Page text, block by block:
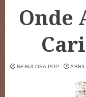
Onde
NEBULOSA POP